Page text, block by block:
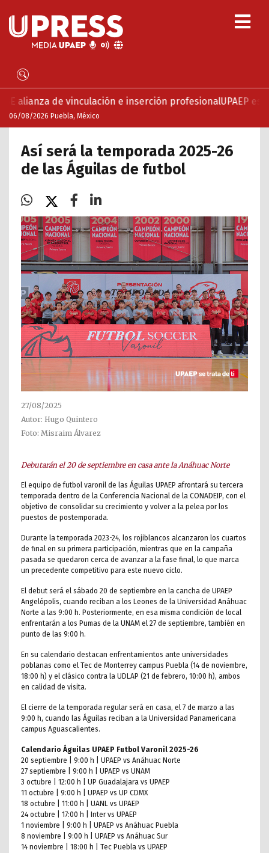
e inserción profesionalUPAEP estrena ‘Volar’,
06/08/2026 Puebla, México
Así será la temporada 2025-26
de las Águilas de futbol
27/08/2025
Autor: Hugo Quintero
Foto: Misraim Álvarez
Debutarán el 20 de septiembre en casa ante la Anáhuac Norte
El equipo de futbol varonil de las Águilas UPAEP afrontará su tercera
temporada dentro de la Conferencia Nacional de la CONADEIP, con el
objetivo de consolidar su crecimiento y volver a la pelea por los
puestos de postemporada.
Durante la temporada 2023-24, los rojiblancos alcanzaron los cuartos
de final en su primera participación, mientras que en la campaña
pasada se quedaron cerca de avanzar a la fase final, lo que marca
un precedente competitivo para este nuevo ciclo.
El debut será el sábado 20 de septiembre en la cancha de UPAEP
Angelópolis, cuando reciban a los Leones de la Universidad Anáhuac
Norte a las 9:00 h. Posteriormente, en esa misma condición de local
enfrentarán a los Pumas de la UNAM el 27 de septiembre, también en
punto de las 9:00 h.
En su calendario destacan enfrentamientos ante universidades
poblanas como el Tec de Monterrey campus Puebla (14 de noviembre,
18:00 h) y el clásico contra la UDLAP (21 de febrero, 10:00 h), ambos
en calidad de visita.
El cierre de la temporada regular será en casa, el 7 de marzo a las
9:00 h, cuando las Águilas reciban a la Universidad Panamericana
campus Aguascalientes.
Calendario Águilas UPAEP Futbol Varonil 2025-26
20 septiembre | 9:00 h | UPAEP vs Anáhuac Norte
27 septiembre | 9:00 h | UPAEP vs UNAM
3 octubre | 12:00 h | UP Guadalajara vs UPAEP
11 octubre | 9:00 h | UPAEP vs UP CDMX
18 octubre | 11:00 h | UANL vs UPAEP
24 octubre | 17:00 h | Inter vs UPAEP
1 noviembre | 9:00 h | UPAEP vs Anáhuac Puebla
8 noviembre | 9:00 h | UPAEP vs Anáhuac Sur
14 noviembre | 18:00 h | Tec Puebla vs UPAEP